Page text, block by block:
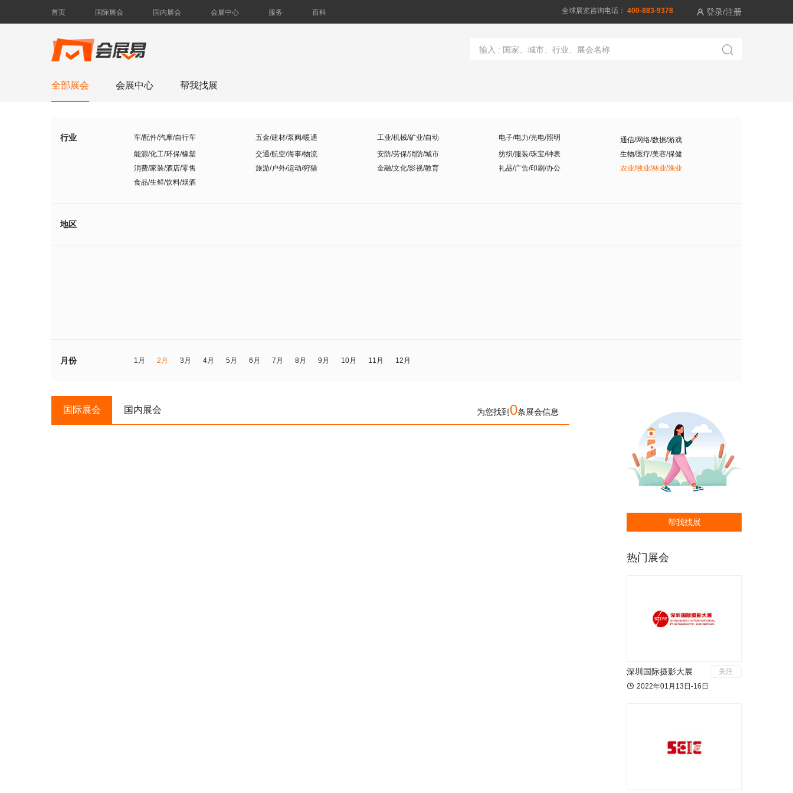
首页 国际展会 国内展会 会展中心 服务 百科 全球展览咨询电话： 400-883-9378  登录/注册

全部展会 会展中心 帮我找展
行业 车/配件/汽摩/自行车 五金/建材/泵阀/暖通 工业/机械/矿业/自动 电子/电力/光电/照明
通信/网络/数据/游戏
能源/化工/环保/橡塑
交通/航空/海事/物流 安防/劳保/消防/城市 纺织/服装/珠宝/钟表
生物/医疗/美容/保健
消费/家装/酒店/零售
旅游/户外/运动/狩猎 金融/文化/影视/教育 礼品/广告/印刷/办公
农业/牧业/林业/渔业
食品/生鲜/饮料/烟酒
地区
月份 1月 2月 3月 4月 5月 6月 7月 8月 9月 10月 11月 12月
国际展会 国内展会 为您找到 0条展会信息
帮我找展
热门展会
深圳国际摄影大展 关注
 2022年01月13日-16日